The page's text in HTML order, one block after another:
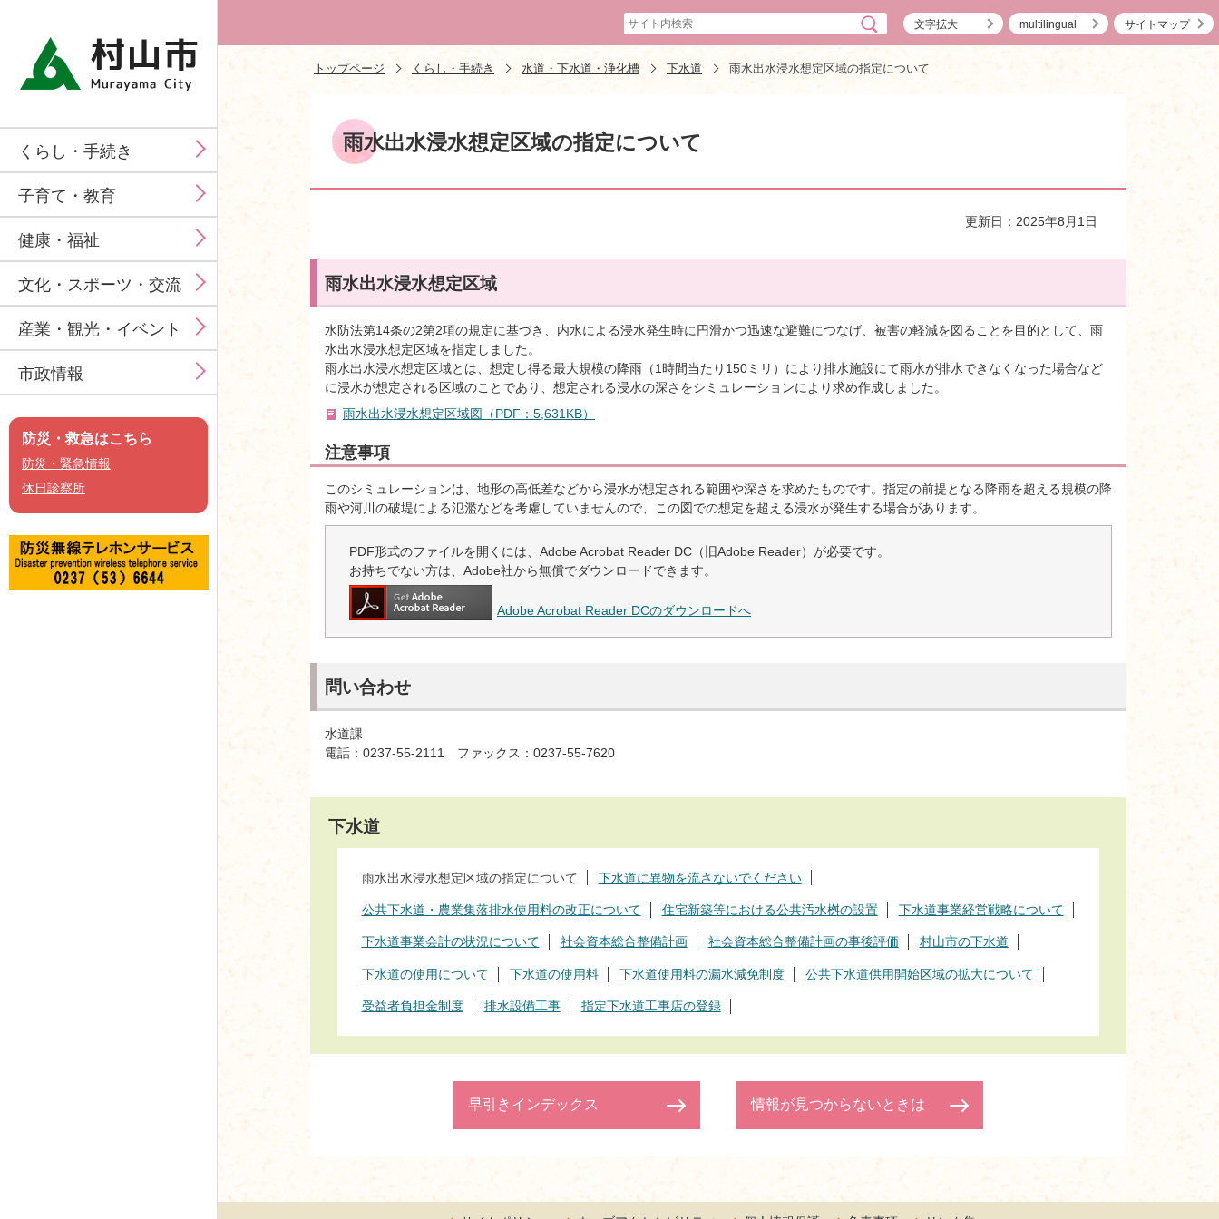
くらし・手続き
子育て・教育
健康・福祉
文化・スポーツ・交流
産業・観光・イベント
市政情報
防災・救急はこちら
防災・緊急情報
休日診察所
文字拡大 multilingual サイトマップ
トップページ くらし・手続き 水道・下水道・浄化槽 下水道 雨水出水浸水想定区域の指定について
雨水出水浸水想定区域の指定について
更新日：2025年8月1日
雨水出水浸水想定区域
水防法第14条の2第2項の規定に基づき、内水による浸水発生時に円滑かつ迅速な避難につなげ、被害の軽減を図ることを目的として、雨
水出水浸水想定区域を指定しました。
雨水出水浸水想定区域とは、想定し得る最大規模の降雨（1時間当たり150ミリ）により排水施設にて雨水が排水できなくなった場合など
に浸水が想定される区域のことであり、想定される浸水の深さをシミュレーションにより求め作成しました。
雨水出水浸水想定区域図（PDF：5,631KB）
注意事項
このシミュレーションは、地形の高低差などから浸水が想定される範囲や深さを求めたものです。指定の前提となる降雨を超える規模の降
雨や河川の破堤による氾濫などを考慮していませんので、この図での想定を超える浸水が発生する場合があります。
PDF形式のファイルを開くには、Adobe Acrobat Reader DC（旧Adobe Reader）が必要です。
お持ちでない方は、Adobe社から無償でダウンロードできます。
Adobe Acrobat Reader DCのダウンロードへ
問い合わせ
水道課
電話：0237-55-2111 ファックス：0237-55-7620
下水道
雨水出水浸水想定区域の指定について 下水道に異物を流さないでください
公共下水道・農業集落排水使用料の改正について 住宅新築等における公共汚水桝の設置 下水道事業経営戦略について
下水道事業会計の状況について 社会資本総合整備計画 社会資本総合整備計画の事後評価 村山市の下水道
下水道の使用について 下水道の使用料 下水道使用料の漏水減免制度 公共下水道供用開始区域の拡大について
受益者負担金制度 排水設備工事 指定下水道工事店の登録
早引きインデックス 情報が見つからないときは